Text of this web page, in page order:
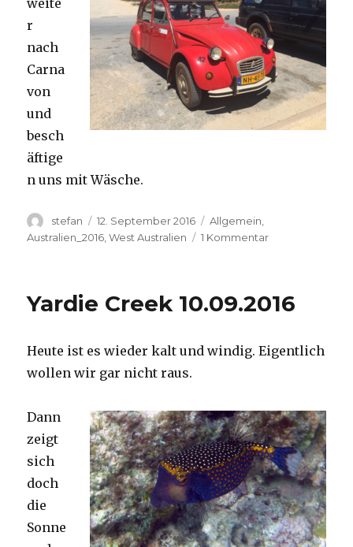
r
nach
Carna
von
und
besch
äftige
n uns mit Wäsche.
Autor
stefan
Veröffentlicht
am
12. September 2016 Kategorien
Allgemein
Australien_2016 ,West Australien 1 Kommentarzu
Yardie Creek 10.09.2016
Heute ist es wieder kalt und windig. Eigentlich
wollen wir gar nicht raus.
Dann
zeigt
sich
doch
die
Sonne